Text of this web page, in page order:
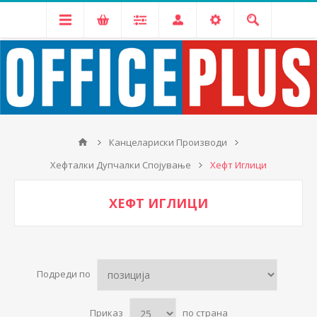
Канцелариски Производи
Хефталки Дупчалки Спојување
Хефт Иглици
ХЕФТ ИГЛИЦИ
Подреди по
Приказ по страна